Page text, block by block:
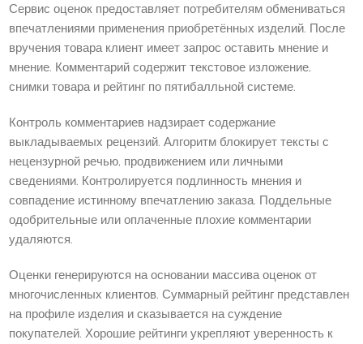
Сервис оценок предоставляет потребителям обмениваться
впечатлениями применения приобретённых изделий. После
вручения товара клиент имеет запрос оставить мнение и
мнение. Комментарий содержит текстовое изложение,
снимки товара и рейтинг по пятибалльной системе.
Контроль комментариев надзирает содержание
выкладываемых рецензий. Алгоритм блокирует тексты с
нецензурной речью, продвижением или личными
сведениями. Контролируется подлинность мнения и
совпадение истинному впечатлению заказа. Поддельные
одобрительные или оплаченные плохие комментарии
удаляются.
Оценки генерируются на основании массива оценок от
многочисленных клиентов. Суммарный рейтинг представлен
на профиле изделия и сказывается на суждение
покупателей. Хорошие рейтинги укрепляют уверенность к